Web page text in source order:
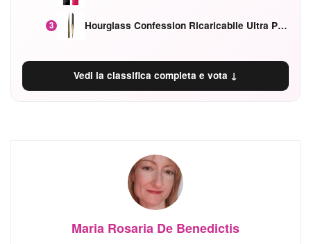
3 Hourglass Confession Ricaricabile Ultra Preciso Ad Alta Intensità Secretly Classic Red
Vedi la classifica completa e vota ↓
Maria Rosaria De Benedictis